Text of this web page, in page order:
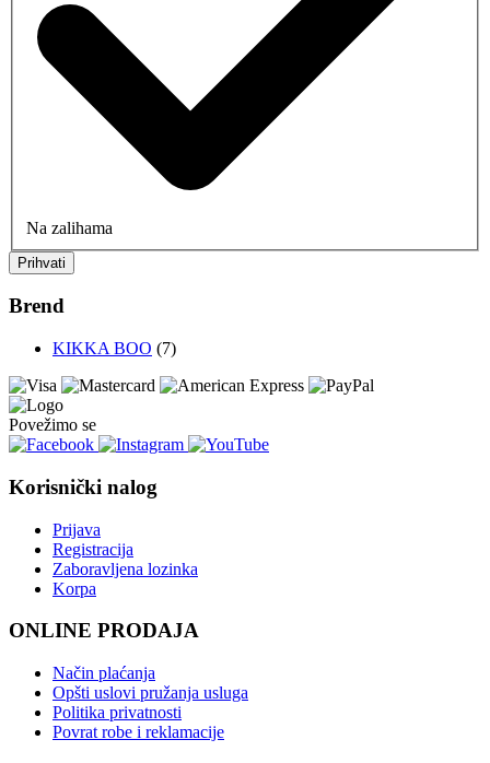
Na zalihama
Prihvati
Brend
KIKKA BOO (7)
Povežimo se
Korisnički nalog
Prijava
Registracija
Zaboravljena lozinka
Korpa
ONLINE PRODAJA
Način plaćanja
Opšti uslovi pružanja usluga
Politika privatnosti
Povrat robe i reklamacije